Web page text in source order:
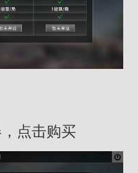
点击购买